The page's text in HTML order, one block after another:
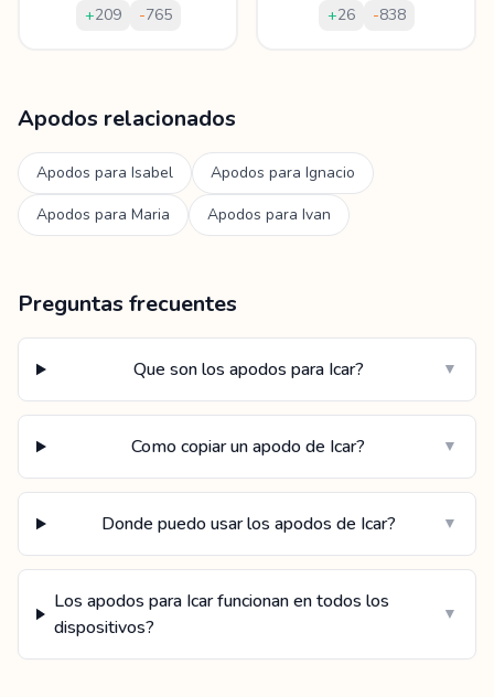
+209 -765 +26 -838
Apodos relacionados
Apodos para Isabel Apodos para Ignacio
Apodos para Maria Apodos para Ivan
Preguntas frecuentes
Que son los apodos para Icar? ▼
Como copiar un apodo de Icar? ▼
Donde puedo usar los apodos de Icar? ▼
Los apodos para Icar funcionan en todos los
dispositivos?
▼